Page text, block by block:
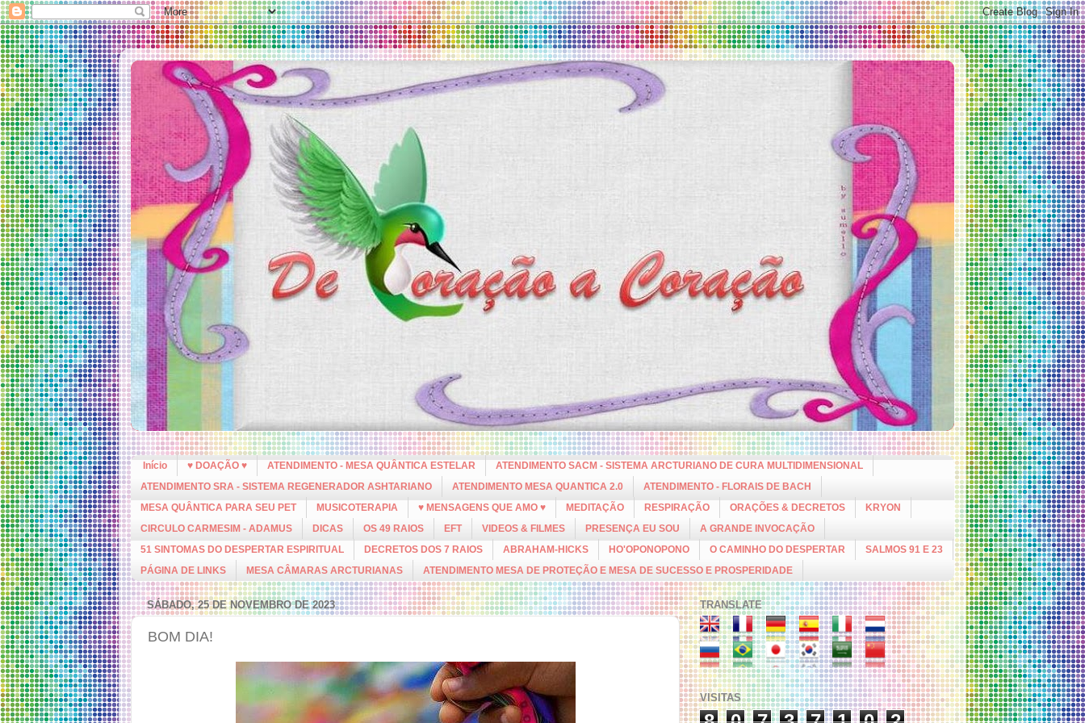
Início ♥ DOAÇÃO ♥ ATENDIMENTO - MESA QUÂNTICA ESTELAR
ATENDIMENTO SACM - SISTEMA ARCTURIANO DE CURA MULTIDIMENSIONAL
ATENDIMENTO SRA - SISTEMA REGENERADOR ASHTARIANO
ATENDIMENTO MESA QUANTICA 2.0
ATENDIMENTO - FLORAIS DE BACH
MESA QUÂNTICA PARA SEU PET
MUSICOTERAPIA ♥ MENSAGENS QUE AMO ♥ MEDITAÇÃO RESPIRAÇÃO ORAÇÕES & DECRETOS
KRYON
CIRCULO CARMESIM - ADAMUS
DICAS OS 49 RAIOS EFT VIDEOS & FILMES PRESENÇA EU SOU
A GRANDE INVOCAÇÃO
51 SINTOMAS DO DESPERTAR ESPIRITUAL
DECRETOS DOS 7 RAIOS ABRAHAM-HICKS HO'OPONOPONO O CAMINHO DO DESPERTAR
SALMOS 91 E 23
PÁGINA DE LINKS
MESA CÂMARAS ARCTURIANAS ATENDIMENTO MESA DE PROTEÇÃO E MESA DE SUCESSO E PROSPERIDADE
SÁBADO, 25 DE NOVEMBRO DE 2023
BOM DIA!
TRANSLATE
VISITAS